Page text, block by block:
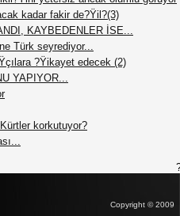
kadar fakir de?Ÿil?(3)
KAYBEDENLER İSE...
Türk seyrediyor...
?Ÿikayet edecek (2)
YAPIYOR...
korkutuyor?
Copyright © 2009